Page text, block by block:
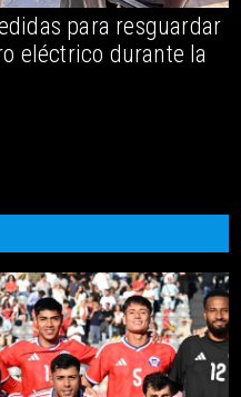
para resguardar
eléctrico durante la